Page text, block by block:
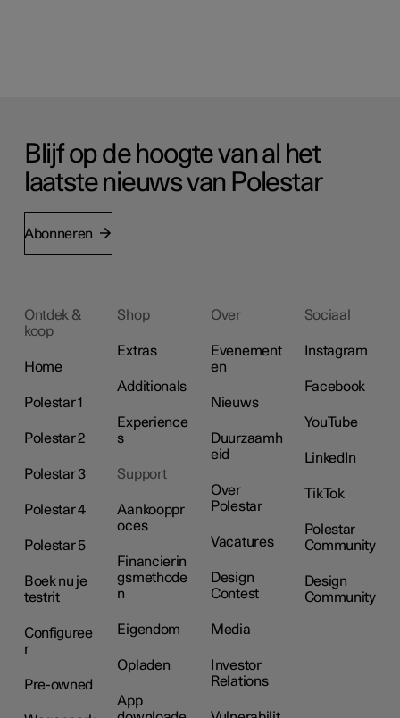
Blijf op de hoogte van al het
laatste nieuws van Polestar
Abonneren
Ontdek &
koop
Home
Polestar 1
Polestar 2
Polestar 3
Polestar 4
Polestar 5
Boek nu je
testrit
Configuree
r
Pre-owned
Shop
Extras
Additionals
Experience
s
Support
Aankooppr
oces
Financierin
gsmethode
n
Eigendom
Opladen
App
Over
Evenement
en
Nieuws
Duurzaamh
eid
Over
Polestar
Vacatures
Design
Contest
Media
Investor
Relations
Sociaal
Instagram
Facebook
YouTube
LinkedIn
TikTok
Polestar
Community
Design
Community